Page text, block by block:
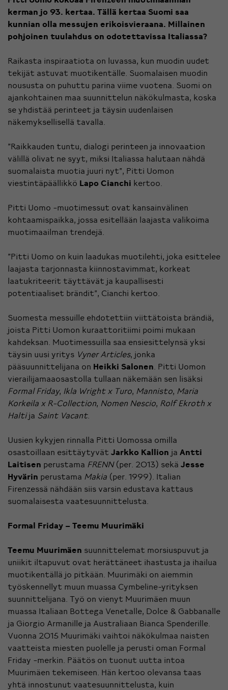
kerman jo 93. kertaa. Tällä kertaa Suomi saa
kunnian olla messujen erikoisvieraana. Millainen
pohjoinen tuulahdus on odotettavissa Italiassa?
Raikasta inspiraatiota on luvassa, kun muodin uudet
tekijät astuvat muotikentälle. Suomalaisen muodin
noususta on puhuttu parina viime vuotena. Suomi on
ajankohtainen maa suunnittelun näkökulmasta, koska
se yhdistää perinteet ja täysin uudenlaisen
näkemyksellisellä tavalla.
”Raikkauden tuntu, dialogi perinteen ja innovaation
välillä olivat ne syyt, miksi Italiassa halutaan nähdä
suomalaista muotia juuri nyt”, Pitti Uomon
viestintäpäällikkö Lapo Cianchi kertoo.
Pitti Uomo -muotimessut ovat kansainvälinen
kohtaamispaikka, jossa esitellään laajasta valikoima
muotimaailman trendejä.
”Pitti Uomo on kuin laadukas muotilehti, joka esittelee
laajasta tarjonnasta kiinnostavimmat, korkeat
laatukriteerit täyttävät ja kaupallisesti
potentiaaliset brändit”, Cianchi kertoo.
Suomesta messuille ehdotettiin viittätoista brändiä,
joista Pitti Uomon kuraattoritiimi poimi mukaan
kahdeksan. Muotimessuilla saa ensiesittelynsä yksi
täysin uusi yritys Vyner Articles, jonka
pääsuunnittelijana on Heikki Salonen . Pitti Uomon
vierailijamaaosastolla tullaan näkemään sen lisäksi
Formal Friday, Ikla Wright x Turo, Mannisto, Maria
Korkeila x R-Collection, Nomen Nescio, Rolf Ekroth x
Haltija Saint Vacant.
Uusien kykyjen rinnalla Pitti Uomossa omilla
osastoillaan esittäytyvät Jarkko Kallion ja Antti
Laitisen perustama FRENN(per. 2013) sekä Jesse
Hyvärin perustama Makia (per. 1999). Italian
Firenzessä nähdään siis varsin edustava kattaus
suomalaisesta vaatesuunnittelusta.
Formal Friday – Teemu Muurimäki
Teemu Muurimäen suunnittelemat morsiuspuvut ja
uniikit iltapuvut ovat herättäneet ihastusta ja ihailua
muotikentällä jo pitkään. Muurimäki on aiemmin
työskennellyt muun muassa Cymbeline-yrityksen
suunnittelijana. Työ on vienyt Muurimäen muun
muassa Italiaan Bottega Venetalle, Dolce & Gabbanalle
ja Giorgio Armanille ja Australiaan Bianca Spenderille.
Vuonna 2015 Muurimäki vaihtoi näkökulmaa naisten
vaatteista miesten puolelle ja perusti oman Formal
Friday -merkin. Päätös on tuonut uutta intoa
Muurimäen tekemiseen. Hän kertoo olevansa taas
yhtä innostunut vaatesuunnittelusta, kuin